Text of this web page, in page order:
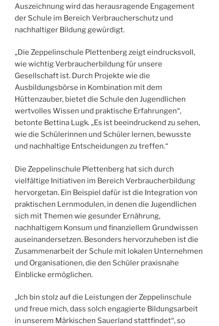
Auszeichnung wird das herausragende Engagement
der Schule im Bereich Verbraucherschutz und
nachhaltiger Bildung gewürdigt.
„Die Zeppelinschule Plettenberg zeigt eindrucksvoll,
wie wichtig Verbraucherbildung für unsere
Gesellschaft ist. Durch Projekte wie die
Ausbildungsbörse in Kombination mit dem
Hüttenzauber, bietet die Schule den Jugendlichen
wertvolles Wissen und praktische Erfahrungen“,
betonte Bettina Lugk. „Es ist beeindruckend zu sehen,
wie die Schülerinnen und Schüler lernen, bewusste
und nachhaltige Entscheidungen zu treffen.“
Die Zeppelinschule Plettenberg hat sich durch
vielfältige Initiativen im Bereich Verbraucherbildung
hervorgetan. Ein Beispiel dafür ist die Integration von
praktischen Lernmodulen, in denen die Jugendlichen
sich mit Themen wie gesunder Ernährung,
nachhaltigem Konsum und finanziellem Grundwissen
auseinandersetzen. Besonders hervorzuheben ist die
Zusammenarbeit der Schule mit lokalen Unternehmen
und Organisationen, die den Schüler praxisnahe
Einblicke ermöglichen.
„Ich bin stolz auf die Leistungen der Zeppelinschule
und freue mich, dass solch engagierte Bildungsarbeit
in unserem Märkischen Sauerland stattfindet“, so